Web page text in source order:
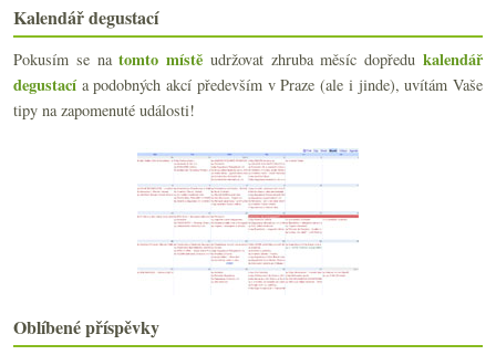
První narozeniny Veltlínu
Světový (tý)den sherry & kde koupit fino
O úžasu nad akátovými ryzlinky
Rakouský Zweigelt, Sauvignon-Sémillon z Bordeaux, ...
International Wine Show nejen se Slovinskem
Hodnocení vína je hovadina
Bubliny na lepší paměť
Lepší varianta vína s nejlepším poměrem ceny ke kv...
Utíká to rychle s RP a křečkem
Šestice vín od Petra Kočaříka ročníku 2011
Dva ryzlinky a šardonka z Valtické od Reistenu
Sherry, Manzanilla a Montilla s lahví muškátu
Chřest, holandská omáčka a Champagne kurz
Kalendář degustací
Pokusím se natomto místě udržovat zhruba měsíc dopředukalendář
degustacía podobných akcí především v Praze (ale i jinde), uvítám Vaše
tipy na zapomenuté události!
Oblíbené příspěvky